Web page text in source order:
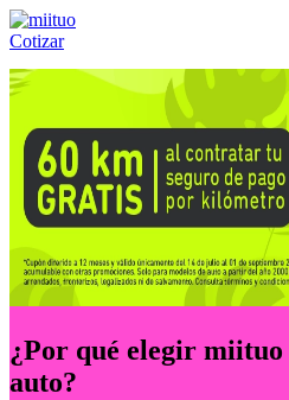
Cotizar
Llámanos al:(55) 84-21-05-00 ó
¿Por qué elegir miituo
auto?